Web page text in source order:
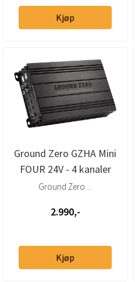
Kjøp
Ground Zero GZHA Mini
FOUR 24V - 4 kanaler
klasse D
Ground Zero ...
2.990,-
Kjøp